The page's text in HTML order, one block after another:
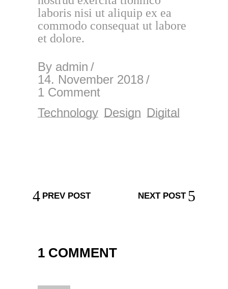
laboris nisi ut aliquip ex ea
commodo consequat ut labore
et dolore.
By admin
14. November 2018
1 Comment
Technology Design Digital
PREV POST NEXT POST
1 COMMENT